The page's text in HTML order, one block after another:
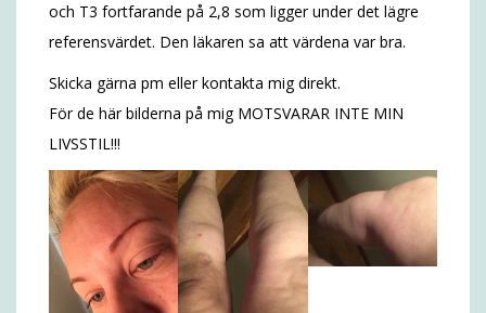
och T3 fortfarande på 2,8 som ligger under det lägre
referensvärdet. Den läkaren sa att värdena var bra.
Skicka gärna pm eller kontakta mig direkt.
För de här bilderna på mig MOTSVARAR INTE MIN
LIVSSTIL!!!